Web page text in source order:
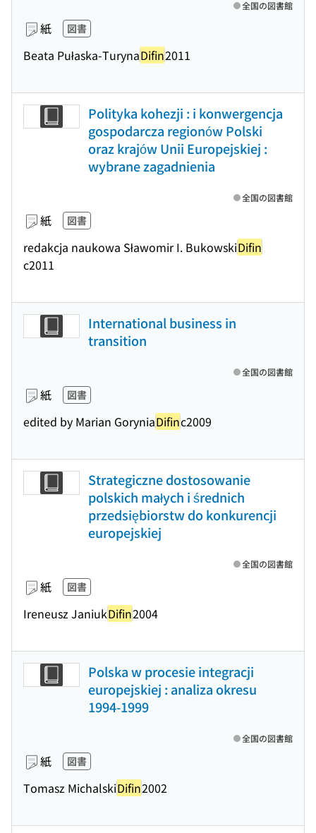
紙 図書
Beata Pułaska-TurynaDifin2011
全国の図書館
Polityka kohezji : i konwergencja
gospodarcza regionów Polski
oraz krajów Unii Europejskiej :
wybrane zagadnienia
紙 図書
redakcja naukowa Sławomir I. BukowskiDifin
c2011
全国の図書館
International business in
transition
紙 図書
edited by Marian GoryniaDifinc2009
全国の図書館
Strategiczne dostosowanie
polskich małych i średnich
przedsiębiorstw do konkurencji
europejskiej
紙 図書
Ireneusz JaniukDifin2004
全国の図書館
Polska w procesie integracji
europejskiej : analiza okresu
1994-1999
紙 図書
Tomasz MichalskiDifin2002
全国の図書館